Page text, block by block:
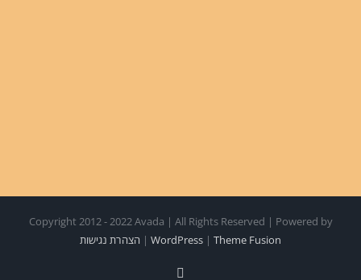
Copyright 2012 - 2022 Avada | All Rights Reserved | Powered by
WordPress | Theme Fusion
| הצהרת נגישות